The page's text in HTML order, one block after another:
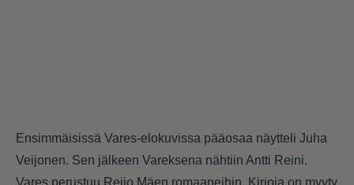
Ensimmäisissä Vares-elokuvissa pääosaa näytteli Juha
Veijonen. Sen jälkeen Vareksena nähtiin Antti Reini.
Vares perustuu Reijo Mäen romaaneihin. Kirjoja on myyty